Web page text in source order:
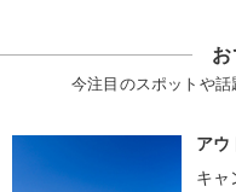
お
今注目のスポットや
アウ
キャ